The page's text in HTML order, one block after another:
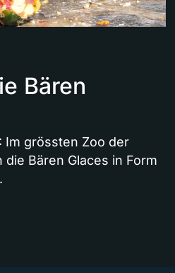
Bären
Im grössten Zoo der
Bären Glaces in Form